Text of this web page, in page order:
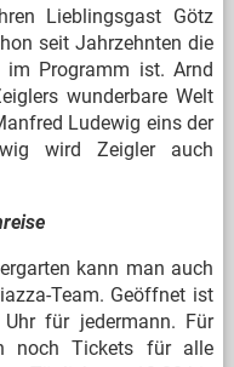
Lieblingsgast Götz
seit Jahrzehnten die
Programm ist. Arnd
wunderbare Welt
Ludewig eins der
wird Zeigler auch
kann man auch
Team. Geöffnet ist
für jedermann. Für
noch Tickets für alle